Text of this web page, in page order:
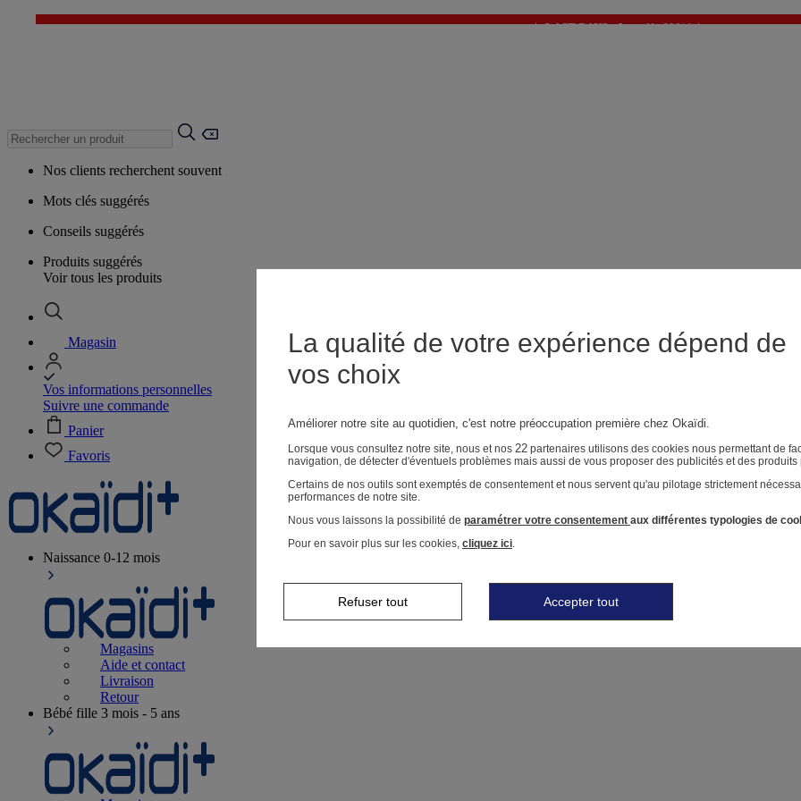
✨ LAST DAYS : Jusqu'à -60%* ✨
Nos clients recherchent souvent
Mots clés suggérés
Conseils suggérés
Produits suggérés
Voir tous les produits
Magasin
Vos informations personnelles
Suivre une commande
Panier
Favoris
Naissance 0-12 mois
Magasins
Aide et contact
Livraison
Retour
Bébé fille 3 mois - 5 ans
La qualité de votre expérience dépend de
vos choix
Améliorer notre site au quotidien, c'est notre préoccupation première chez Okaïdi.
Lorsque vous consultez notre site, nous et nos 22 partenaires utilisons des cookies nous permettant de
navigation, de détecter d'éventuels problèmes mais aussi de vous proposer des publicités et des
Certains de nos outils sont exemptés de consentement et nous servent qu'au pilotage strictement
performances de notre site.
Nous vous laissons la possibilité de paramétrer votre consentement aux différentes typologies de
Pour en savoir plus sur les cookies, cliquez ici.
Refuser tout Accepter tout